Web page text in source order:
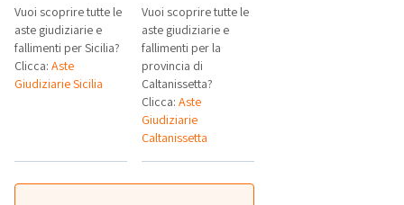
Vuoi scoprire tutte le
aste giudiziarie e
fallimenti per Sicilia?
Clicca: Aste
Giudiziarie Sicilia
Vuoi scoprire tutte le
aste giudiziarie e
fallimenti per la
provincia di
Caltanissetta?
Clicca:Aste
Giudiziarie
Caltanissetta